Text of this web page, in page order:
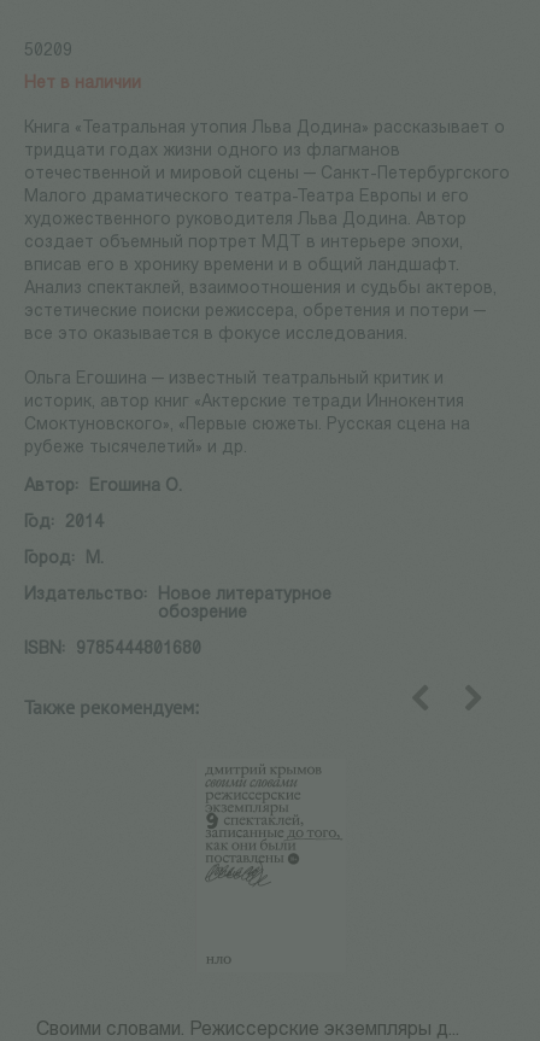
50209
Нет в наличии
Книга «Театральная утопия Льва Додина» рассказывает о
тридцати годах жизни одного из флагманов
отечественной и мировой сцены — Санкт-Петербургского
Малого драматического театра-Театра Европы и его
художественного руководителя Льва Додина. Автор
создает объемный портрет МДТ в интерьере эпохи,
вписав его в хронику времени и в общий ландшафт.
Анализ спектаклей, взаимоотношения и судьбы актеров,
эстетические поиски режиссера, обретения и потери —
все это оказывается в фокусе исследования.
Ольга Егошина — известный театральный критик и
историк, автор книг «Актерские тетради Иннокентия
Смоктуновского», «Первые сюжеты. Русская сцена на
рубеже тысячелетий» и др.
Автор:
Егошина О.
Год:
2014
Город:
М.
Издательство:
Новое литературное
обозрение
ISBN:
9785444801680
Также рекомендуем:
Своими словами. Режиссерские экземпляры д...